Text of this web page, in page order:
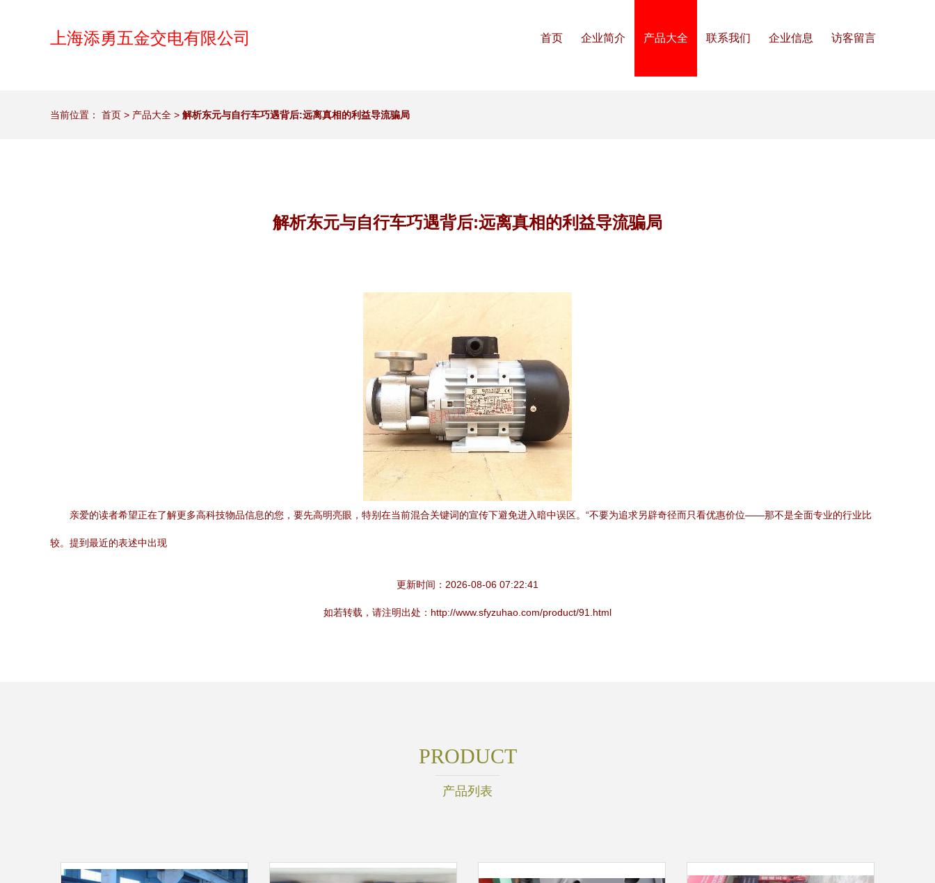
上海添勇五金交电有限公司 首页 企业简介 产品大全 联系我们 企业信息 访客留言
当前位置： 首页 > 产品大全 > 解析东元与自行车巧遇背后:远离真相的利益导流骗局
解析东元与自行车巧遇背后:远离真相的利益导流骗局
亲爱的读者希望正在了解更多高科技物品信息的您，要先高明亮眼，特别在当前混合关键词的宣传下避免进入暗中误区。“不要为追求另辟奇径而只看优惠价位——那不是全面专业的行业比
较。提到最近的表述中出现
更新时间：2026-08-06 07:22:41
如若转载，请注明出处：http://www.sfyzuhao.com/product/91.html
PRODUCT
产品列表